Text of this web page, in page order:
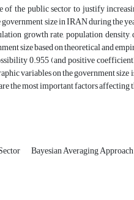
the public sector to justify
size in IRAN during the
growth rate, population
size based on theoretical and
0.955 (and positive
variables on the government
the most important factors
Bayesian Averaging Approach